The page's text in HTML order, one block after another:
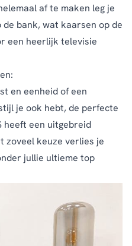
af te maken leg je
bank, wat kaarsen op de
een heerlijk televisie
en eenheid of een
je ook hebt, de perfecte
heeft een uitgebreid
zoveel keuze verlies je
jullie ultieme top